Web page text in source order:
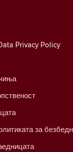
Privacy Policy
за